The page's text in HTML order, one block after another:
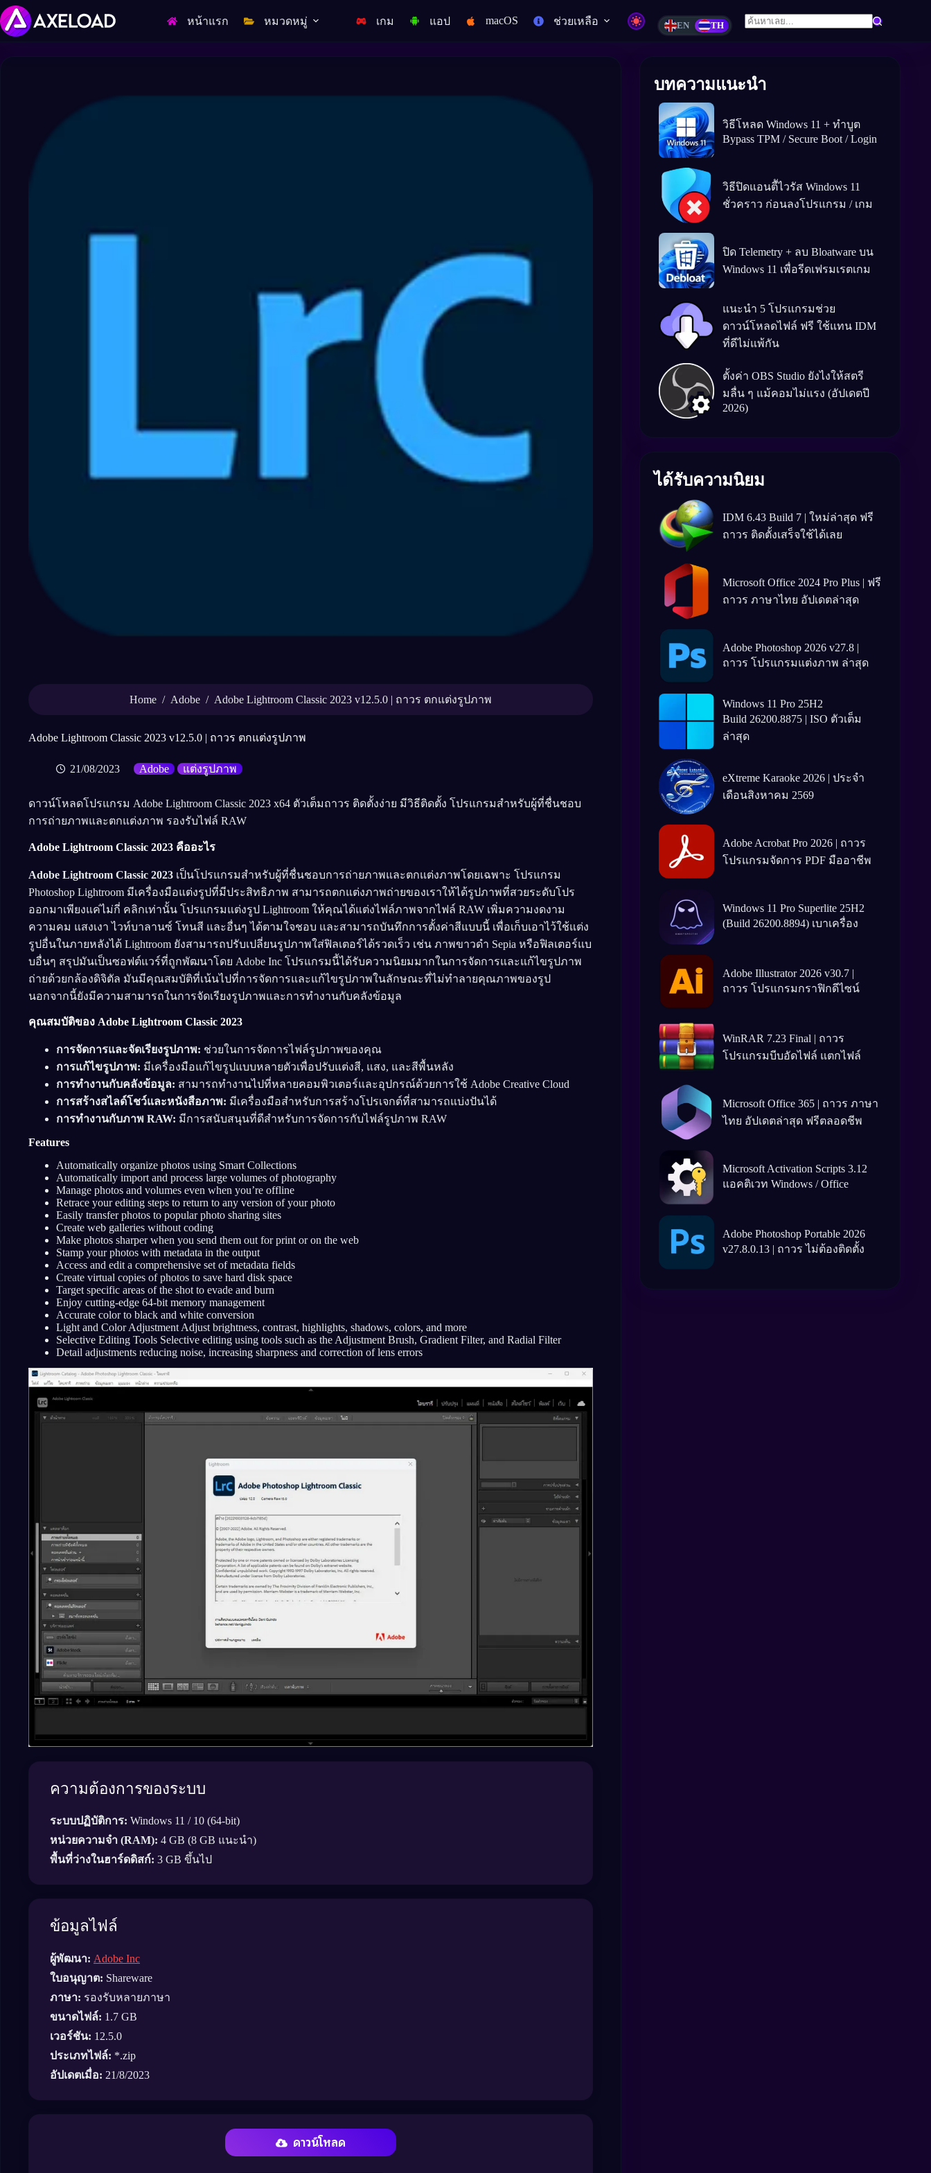
Skip
to
content
หน้าแรก หมวดหมู่ เกม แอป macOS ช่วยเหลือ EN TH
Home / Adobe / Adobe Lightroom Classic 2023 v12.5.0 | ถาวร ตกแต่งรูปภาพ
Adobe Lightroom Classic 2023 v12.5.0 | ถาวร ตกแต่งรูปภาพ
21/08/2023 Adobe แต่งรูปภาพ
ดาวน์โหลดโปรแกรม Adobe Lightroom Classic 2023 x64 ตัวเต็มถาวร ติดตั้งง่าย มีวิธีติดตั้ง โปรแกรมสำหรับผู้ที่ชื่นชอบ
การถ่ายภาพและตกแต่งภาพ รองรับไฟล์ RAW
Adobe Lightroom Classic 2023 คืออะไร
Adobe Lightroom Classic 2023 เป็นโปรแกรมสำหรับผู้ที่ชื่นชอบการถ่ายภาพและตกแต่งภาพโดยเฉพาะ โปรแกรม
Photoshop Lightroom มีเครื่องมือแต่งรูปที่มีประสิทธิภาพ สามารถตกแต่งภาพถ่ายของเราให้ได้รูปภาพที่สวยระดับโปร
ออกมาเพียงแค่ไม่กี่ คลิกเท่านั้น โปรแกรมแต่งรูป Lightroom ให้คุณได้แต่งไฟล์ภาพจากไฟล์ RAW เพิ่มความงดงาม
ความคม แสงเงา ไวท์บาลานซ์ โทนสี และอื่นๆ ได้ตามใจชอบ และสามารถบันทึกการตั้งค่าสีแบบนี้ เพื่อเก็บเอาไว้ใช้แต่ง
รูปอื่นในภายหลังได้ Lightroom ยังสามารถปรับเปลี่ยนรูปภาพใส่ฟิลเตอร์ได้รวดเร็ว เช่น ภาพขาวดำ Sepia หรือฟิลเตอร์แบ
บอื่นๆ สรุปมันเป็นซอฟต์แวร์ที่ถูกพัฒนาโดย Adobe Inc โปรแกรมนี้ได้รับความนิยมมากในการจัดการและแก้ไขรูปภาพ
ถ่ายด้วยกล้องดิจิตัล มันมีคุณสมบัติที่เน้นไปที่การจัดการและแก้ไขรูปภาพในลักษณะที่ไม่ทำลายคุณภาพของรูป
นอกจากนี้ยังมีความสามารถในการจัดเรียงรูปภาพและการทำงานกับคลังข้อมูล
คุณสมบัติของ Adobe Lightroom Classic 2023
การจัดการและจัดเรียงรูปภาพ: ช่วยในการจัดการไฟล์รูปภาพของคุณ
การแก้ไขรูปภาพ: มีเครื่องมือแก้ไขรูปแบบหลายตัวเพื่อปรับแต่งสี, แสง, และสีพื้นหลัง
การทำงานกับคลังข้อมูล: สามารถทำงานไปที่หลายคอมพิวเตอร์และอุปกรณ์ด้วยการใช้ Adobe Creative Cloud
การสร้างสไลด์โชว์และหนังสือภาพ: มีเครื่องมือสำหรับการสร้างโปรเจกต์ที่สามารถแบ่งปันได้
การทำงานกับภาพ RAW: มีการสนับสนุนที่ดีสำหรับการจัดการกับไฟล์รูปภาพ RAW
Features
Automatically organize photos using Smart Collections
Automatically import and process large volumes of photography
Manage photos and volumes even when you’re offline
Retrace your editing steps to return to any version of your photo
Easily transfer photos to popular photo sharing sites
Create web galleries without coding
Make photos sharper when you send them out for print or on the web
Stamp your photos with metadata in the output
Access and edit a comprehensive set of metadata fields
Create virtual copies of photos to save hard disk space
Target specific areas of the shot to evade and burn
Enjoy cutting-edge 64-bit memory management
Accurate color to black and white conversion
Light and Color Adjustment Adjust brightness, contrast, highlights, shadows, colors, and more
Selective Editing Tools Selective editing using tools such as the Adjustment Brush, Gradient Filter, and Radial Filter
Detail adjustments reducing noise, increasing sharpness and correction of lens errors
ความต้องการของระบบ
ระบบปฏิบัติการ: Windows 11 / 10 (64-bit)
หน่วยความจำ (RAM): 4 GB (8 GB แนะนำ)
พื้นที่ว่างในฮาร์ดดิสก์: 3 GB ขึ้นไป
ข้อมูลไฟล์
ผู้พัฒนา: Adobe Inc
ใบอนุญาต: Shareware
ภาษา: รองรับหลายภาษา
ขนาดไฟล์: 1.7 GB
เวอร์ชัน: 12.5.0
ประเภทไฟล์: *.zip
อัปเดตเมื่อ: 21/8/2023
ดาวน์โหลด
บทความแนะนำ
วิธีโหลด Windows 11 + ทำบูต
Bypass TPM / Secure Boot / Login
วิธีปิดแอนตีัไวรัส Windows 11
ชั่วคราว ก่อนลงโปรแกรม / เกม
ปิด Telemetry + ลบ Bloatware บน
Windows 11 เพื่อรีดเฟรมเรตเกม
แนะนำ 5 โปรแกรมช่วย
ดาวน์โหลดไฟล์ ฟรี ใช้แทน IDM
ที่ดีไม่แพ้กัน
ตั้งค่า OBS Studio ยังไงให้สตรี
มลื่น ๆ แม้คอมไม่แรง (อัปเดตปี
2026)
ได้รับความนิยม
IDM 6.43 Build 7 | ใหม่ล่าสุด ฟรี
ถาวร ติดตั้งเสร็จใช้ได้เลย
Microsoft Office 2024 Pro Plus | ฟรี
ถาวร ภาษาไทย อัปเดตล่าสุด
Adobe Photoshop 2026 v27.8 |
ถาวร โปรแกรมแต่งภาพ ล่าสุด
Windows 11 Pro 25H2
Build 26200.8875 | ISO ตัวเต็ม
ล่าสุด
eXtreme Karaoke 2026 | ประจำ
เดือนสิงหาคม 2569
Adobe Acrobat Pro 2026 | ถาวร
โปรแกรมจัดการ PDF มืออาชีพ
Windows 11 Pro Superlite 25H2
(Build 26200.8894) เบาเครื่อง
Adobe Illustrator 2026 v30.7 |
ถาวร โปรแกรมกราฟิกดีไซน์
WinRAR 7.23 Final | ถาวร
โปรแกรมบีบอัดไฟล์ แตกไฟล์
Microsoft Office 365 | ถาวร ภาษา
ไทย อัปเดตล่าสุด ฟรีตลอดชีพ
Microsoft Activation Scripts 3.12
แอคติเวท Windows / Office
Adobe Photoshop Portable 2026
v27.8.0.13 | ถาวร ไม่ต้องติดตั้ง